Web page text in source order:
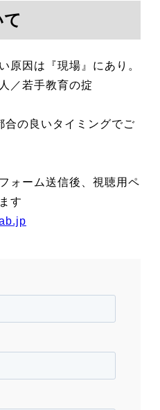
因は『現場』にあり。
／若手教育の掟
合の良いタイミングでご
ォーム送信後、視聴用ペ
す